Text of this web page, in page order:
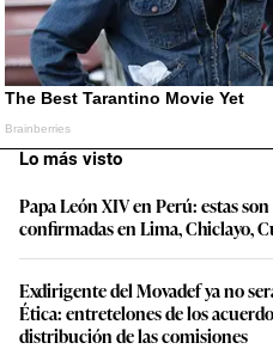
Lo más visto
Papa León XIV en Perú: estas
confirmadas en Lima, Chiclayo,
Exdirigente del Movadef ya no
Ética: entretelones de los
distribución de las comisiones